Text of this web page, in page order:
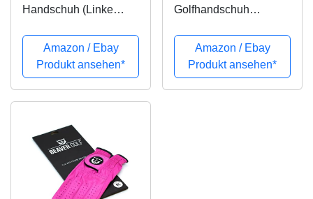
Handschuh (Linke
WeißAmazon / Ebay
Produkt ansehen*
Golfhandschuh
natürliche Passform
Golf Handschuh, Linke
Hand, klein
Amazon / Ebay
Produkt ansehen*